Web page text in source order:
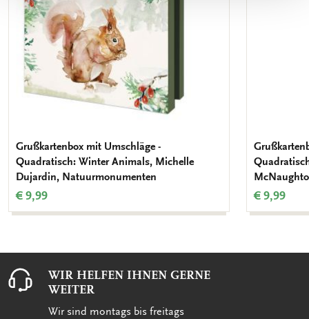
Grußkartenbox mit Umschläge -
Quadratisch: Winter Animals, Michelle
Dujardin, Natuurmonumenten
€ 9,99 € 9,99
WIR HELFEN IHNEN GERNE
WEITER
Wir sind montags bis freitags